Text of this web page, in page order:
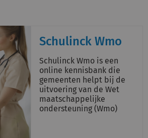
Schulinck Wmo
Schulinck Wmo is een
online kennisbank die
gemeenten helpt bij de
uitvoering van de Wet
maatschappelijke
ondersteuning (Wmo)